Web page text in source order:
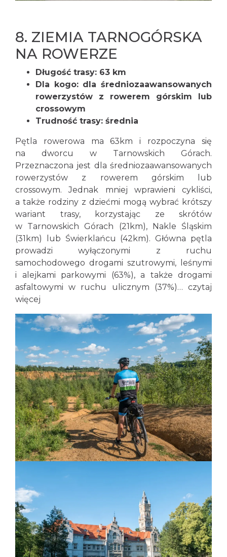
8. ZIEMIA TARNOGÓRSKA
NA ROWERZE
Długość trasy: 63 km
Dla kogo: dla średniozaawansowanych
rowerzystów z rowerem górskim lub
crossowym
Trudność trasy: średnia
Pętla rowerowa ma 63km i rozpoczyna się
na dworcu w Tarnowskich Górach.
Przeznaczona jest dla średniozaawansowanych
rowerzystów z rowerem górskim lub
crossowym. Jednak mniej wprawieni cykliści,
a także rodziny z dziećmi mogą wybrać krótszy
wariant trasy, korzystając ze skrótów
w Tarnowskich Górach (21km), Nakle Śląskim
(31km) lub Świerklańcu (42km). Główna pętla
prowadzi wyłączonymi z ruchu
samochodowego drogami szutrowymi, leśnymi
i alejkami parkowymi (63%), a także drogami
asfaltowymi w ruchu ulicznym (37%)… czytaj
więcej